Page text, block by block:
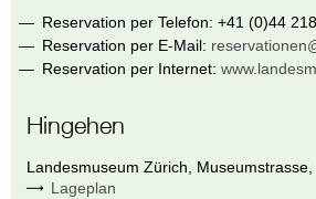
Reservation per Telefon: +41 (0)44
Reservation per E-Mail:
Reservation per Internet:
Hingehen
Landesmuseum Zürich Museumstrasse
Lageplan